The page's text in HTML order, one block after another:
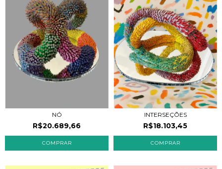
NÓ
R$20.689,66
INTERSEÇÕES
R$18.103,45